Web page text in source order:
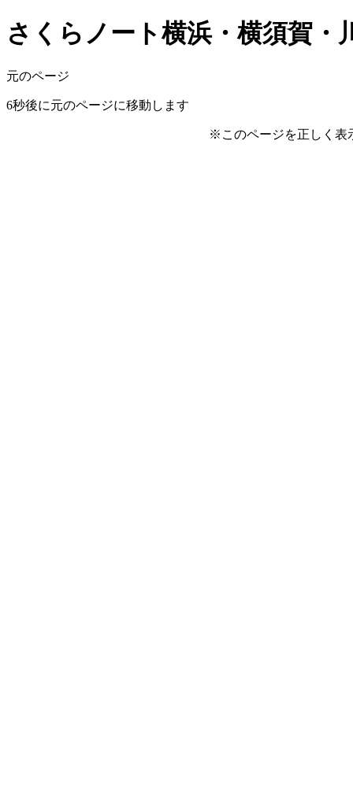
さくらノート横浜・横須賀・
元のページ
6秒後に元のページに移動します
※このページを正しく表